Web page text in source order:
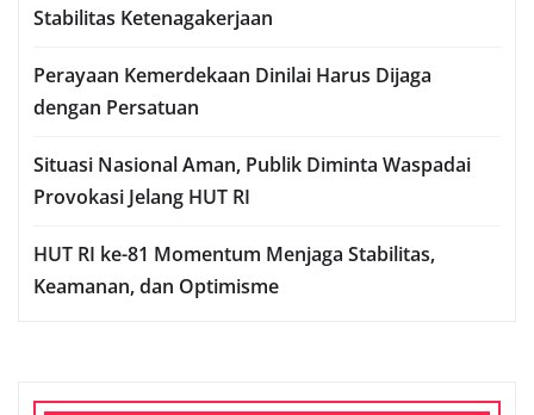
Stabilitas Ketenagakerjaan
Perayaan Kemerdekaan Dinilai Harus Dijaga
dengan Persatuan
Situasi Nasional Aman, Publik Diminta Waspadai
Provokasi Jelang HUT RI
HUT RI ke-81 Momentum Menjaga Stabilitas,
Keamanan, dan Optimisme